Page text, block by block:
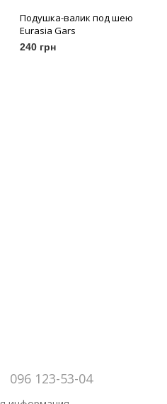
Подушка-валик под шею
Eurasia Gars
240 грн
096 123-53-04